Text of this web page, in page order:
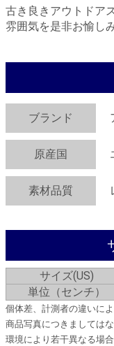
古き良きアウトドア
雰囲気を是非お愉し
ブランド
原産国
素材品質
サイズ(US)
単位（センチ）
個体差、計測者の違いに
商品写真につきましては
環境により若干異なる場合